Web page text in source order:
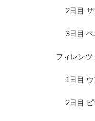
2日目
3日目
フィレンツ
1日目
2日目